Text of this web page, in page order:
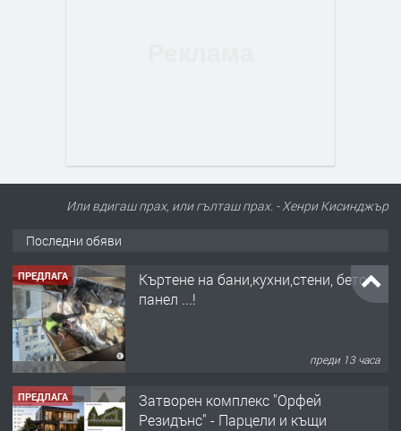
Или вдигаш прах, или гълташ прах. - Хенри Кисинджър
Последни обяви
ПРЕДЛАГА
Къртене на бани,кухни,стени, бетон,
панел ...!
преди 13 часа
ПРЕДЛАГА
Затворен комплекс "Орфей
Резидънс" - Парцели и къщи